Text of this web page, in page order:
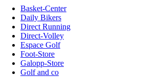
Basket-Center
Daily Bikers
Direct Running
Direct-Volley
Espace Golf
Foot-Store
Galopp-Store
Golf and co